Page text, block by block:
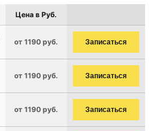
Цена в Руб.
от 1190 руб. Записаться
от 1190 руб. Записаться
от 1190 руб. Записаться